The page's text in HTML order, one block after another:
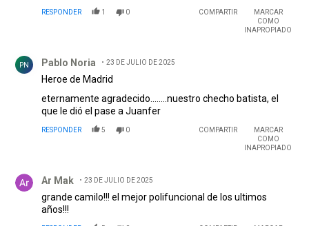
RESPONDER 1 0 COMPARTIR
MARCAR
COMO
INAPROPIADO
PN Pablo Noria 23 DE JULIO DE 2025
Heroe de Madrid
eternamente agradecido........nuestro checho batista, el
que le dió el pase a Juanfer
RESPONDER 5 0 COMPARTIR
MARCAR
COMO
INAPROPIADO
Ar Mak 23 DE JULIO DE 2025
grande camilo!!! el mejor polifuncional de los ultimos
años!!!